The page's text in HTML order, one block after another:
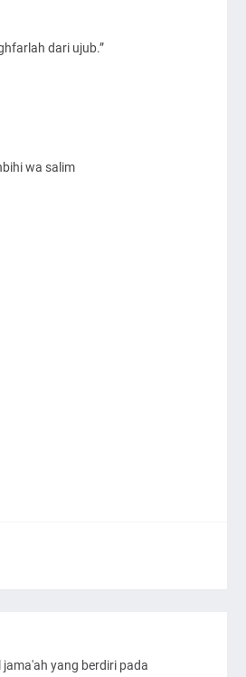
dari ujub.”
wa salim
yang berdiri pada